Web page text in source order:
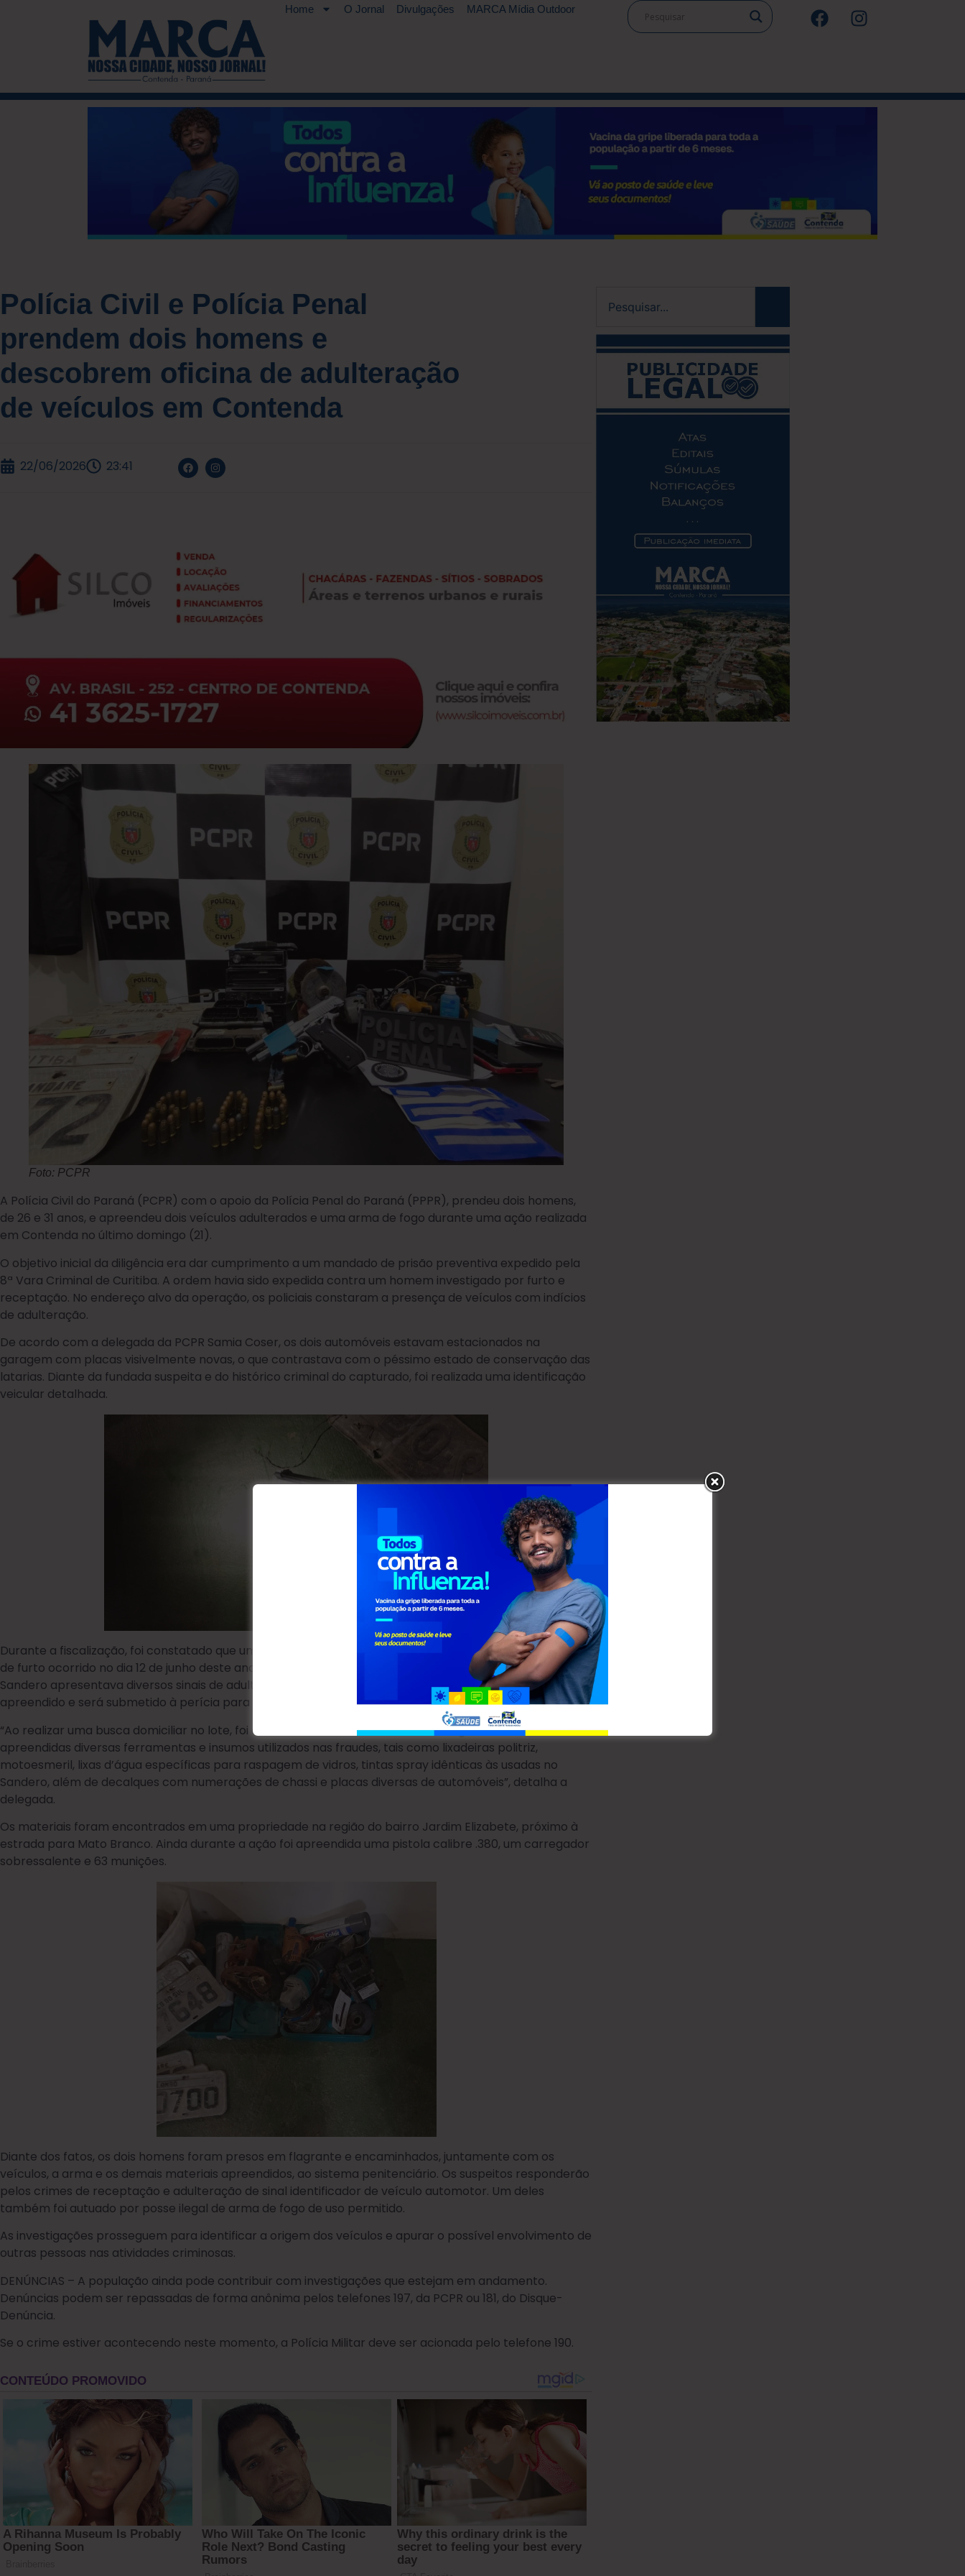
Home O Jornal Divulgações MARCA Mídia Outdoor
Polícia Civil e Polícia Penal
prendem dois homens e
descobrem oficina de adulteração
de veículos em Contenda
22/06/2026 23:41
Foto: PCPR
A Polícia Civil do Paraná (PCPR) com o apoio da Polícia Penal do Paraná (PPPR), prendeu dois homens,
de 26 e 31 anos, e apreendeu dois veículos adulterados e uma arma de fogo durante uma ação realizada
em Contenda no último domingo (21).
O objetivo inicial da diligência era dar cumprimento a um mandado de prisão preventiva expedido pela
8ª Vara Criminal de Curitiba. A ordem havia sido expedida contra um homem investigado por furto e
receptação. No endereço alvo da operação, os policiais constaram a presença de veículos com indícios
de adulteração.
De acordo com a delegada da PCPR Samia Coser, os dois automóveis estavam estacionados na
garagem com placas visivelmente novas, o que contrastava com o péssimo estado de conservação das
latarias. Diante da fundada suspeita e do histórico criminal do capturado, foi realizada uma identificação
veicular detalhada.
Durante a fiscalização, foi constatado que um GM Kadett apresentava placas falsas e possuía registro
de furto ocorrido no dia 12 de junho deste ano, no bairro Santa Cândida, em Curitiba. Já um Renault
Sandero apresentava diversos sinais de adulteração nos elementos identificadores. O veículo foi
apreendido e será submetido à perícia para identificação de sua origem.
“Ao realizar uma busca domiciliar no lote, foi encontrado um laboratório de clonagem veicular. Foram
apreendidas diversas ferramentas e insumos utilizados nas fraudes, tais como lixadeiras politriz,
motoesmeril, lixas d’água específicas para raspagem de vidros, tintas spray idênticas às usadas no
Sandero, além de decalques com numerações de chassi e placas diversas de automóveis”, detalha a
delegada.
Os materiais foram encontrados em uma propriedade na região do bairro Jardim Elizabete, próximo à
estrada para Mato Branco. Ainda durante a ação foi apreendida uma pistola calibre .380, um carregador
sobressalente e 63 munições.
Diante dos fatos, os dois homens foram presos em flagrante e encaminhados, juntamente com os
veículos, a arma e os demais materiais apreendidos, ao sistema penitenciário. Os suspeitos responderão
pelos crimes de receptação e adulteração de sinal identificador de veículo automotor. Um deles
também foi autuado por posse ilegal de arma de fogo de uso permitido.
As investigações prosseguem para identificar a origem dos veículos e apurar o possível envolvimento de
outras pessoas nas atividades criminosas.
DENÚNCIAS – A população ainda pode contribuir com investigações que estejam em andamento.
Denúncias podem ser repassadas de forma anônima pelos telefones 197, da PCPR ou 181, do Disque-
Denúncia.
Se o crime estiver acontecendo neste momento, a Polícia Militar deve ser acionada pelo telefone 190.